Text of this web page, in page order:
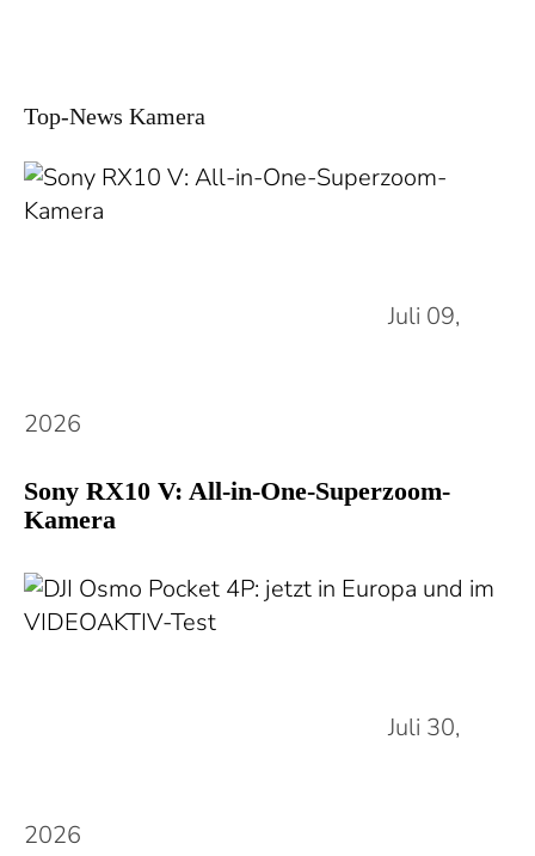
Top-News Kamera
Juli 09,
2026
Sony RX10 V: All-in-One-Superzoom-
Kamera
Juli 30,
2026